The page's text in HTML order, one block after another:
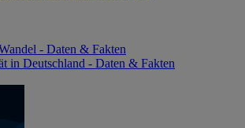
- Daten & Fakten
in Deutschland - Daten & Fakten